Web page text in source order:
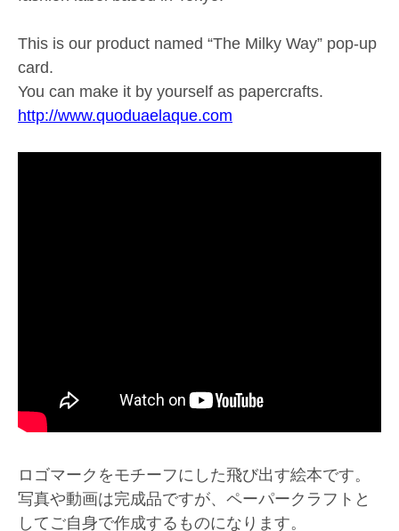
This is our product named “The Milky Way” pop-up
card.
You can make it by yourself as papercrafts.
http://www.quoduaelaque.com
ロゴマークをモチーフにした飛び出す絵本です。
写真や動画は完成品ですが、ペーパークラフトと
してご自身で作成するものになります。